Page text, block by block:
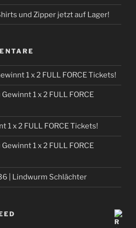
und Zipper jetzt auf Lager!
1 x 2 FULL FORCE Tickets!
Gewinnt 1 x 2 FULL FORCE
1 x 2 FULL FORCE Tickets!
Gewinnt 1 x 2 FULL FORCE
| Lindwurm Schlächter